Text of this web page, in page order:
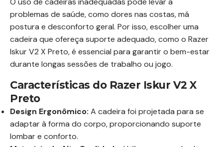
problemas de saúde, como dores nas costas, má
postura e desconforto geral. Por isso, escolher uma
cadeira que ofereça suporte adequado, como o Razer
Iskur V2 X Preto, é essencial para garantir o bem-estar
durante longas sessões de trabalho ou jogo.
Características do Razer Iskur V2 X
Preto
Design Ergonômico: A cadeira foi projetada para se
adaptar à forma do corpo, proporcionando suporte
lombar e conforto.